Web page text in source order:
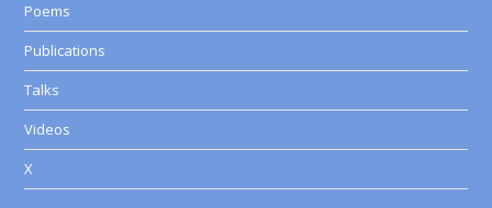
Poems
Publications
Talks
Videos
X